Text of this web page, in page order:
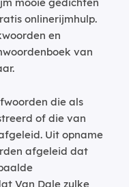
onlinerijmhulp.
en
van
die als
of die van
Uit opname
afgeleid dat
Van Dale zulke